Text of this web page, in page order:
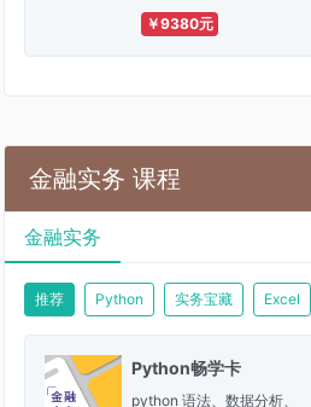
￥9380元
金融实务 课程
金融实务
推荐 Python 实务宝藏 Excel
Python畅学卡
python 语法、数据分析、